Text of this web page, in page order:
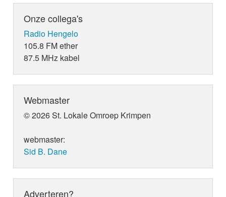
Onze collega's
Radio Hengelo
105.8 FM ether
87.5 MHz kabel
Webmaster
© 2026 St. Lokale Omroep Krimpen
webmaster:
Sid B. Dane
Adverteren?